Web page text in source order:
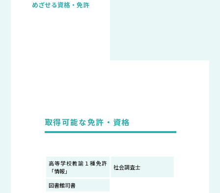
文教大学HP 湘南キャンパス
お問い合わせ よくある質問
めざせる資格・免許
取得可能な免許・資格
高等学校教諭１種免許
「情報」
社会調査士
図書館司書